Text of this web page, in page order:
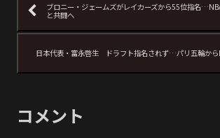
ブロニー・ジェームズがレイカーズから55位指名
と共闘へ
日本代表・富永啓生 ドラフト指名されず…パリ五輪から
コメント